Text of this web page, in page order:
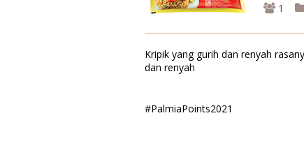
1
Kripik yang gurih dan renyah
dan renyah
#PalmiaPoints2021